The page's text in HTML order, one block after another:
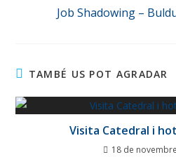
Job Shadowing –
TAMBÉ US POT AGRADAR
Visita Catedral i
18 de